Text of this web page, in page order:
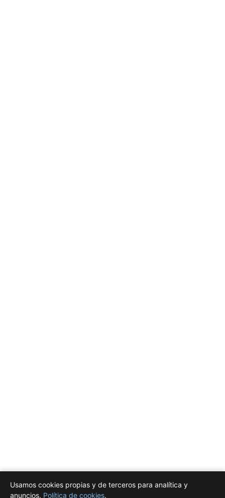
Usamos cookies propias y de terceros para analítica y
anuncios. Política de cookies.